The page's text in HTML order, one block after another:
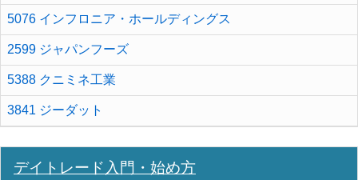
5076 インフロニア・ホールディングス
2599 ジャパンフーズ
5388 クニミネ工業
3841 ジーダット
デイトレード入門・始め方